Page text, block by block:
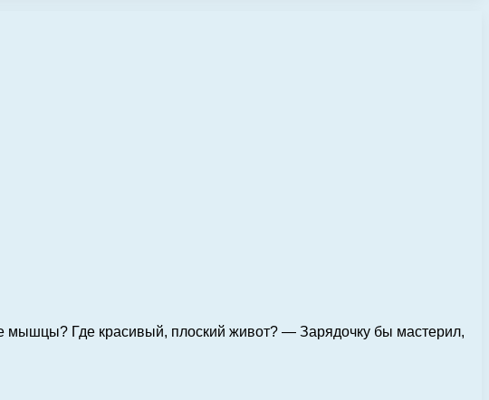
Где красивый, плоский живот? — Зарядочку бы мастерил,